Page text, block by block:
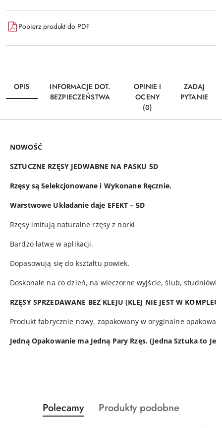
Pobierz produkt do PDF
OPIS
INFORMACJE DOT.
BEZPIECZEŃSTWA
OPINIE I
OCENY
(0)
ZADAJ
PYTANIE
NOWOŚĆ
SZTUCZNE RZĘSY JEDWABNE NA PASKU 5D
Rzęsy są Selekcjonowane i Wykonane Ręcznie.
Warstwowe Układanie daje EFEKT – 5D
Rzęsy imitują naturalne rzęsy z norki
Bardzo łatwe w aplikacji.
Dopasowują się do kształtu powiek.
Doskonałe na co dzień, na wieczorne wyjście, ślub,
RZĘSY SPRZEDAWANE BEZ KLEJU (KLEJ NIE JEST W
Produkt fabrycznie nowy, zapakowany w oryginalne
Jedną Opakowanie ma Jedną Pary Rzęs. (Jedna Sztuka to
Pomiń karuzelę produktów
Produkty
o
Polecamy
Produkty
Produkty podobne